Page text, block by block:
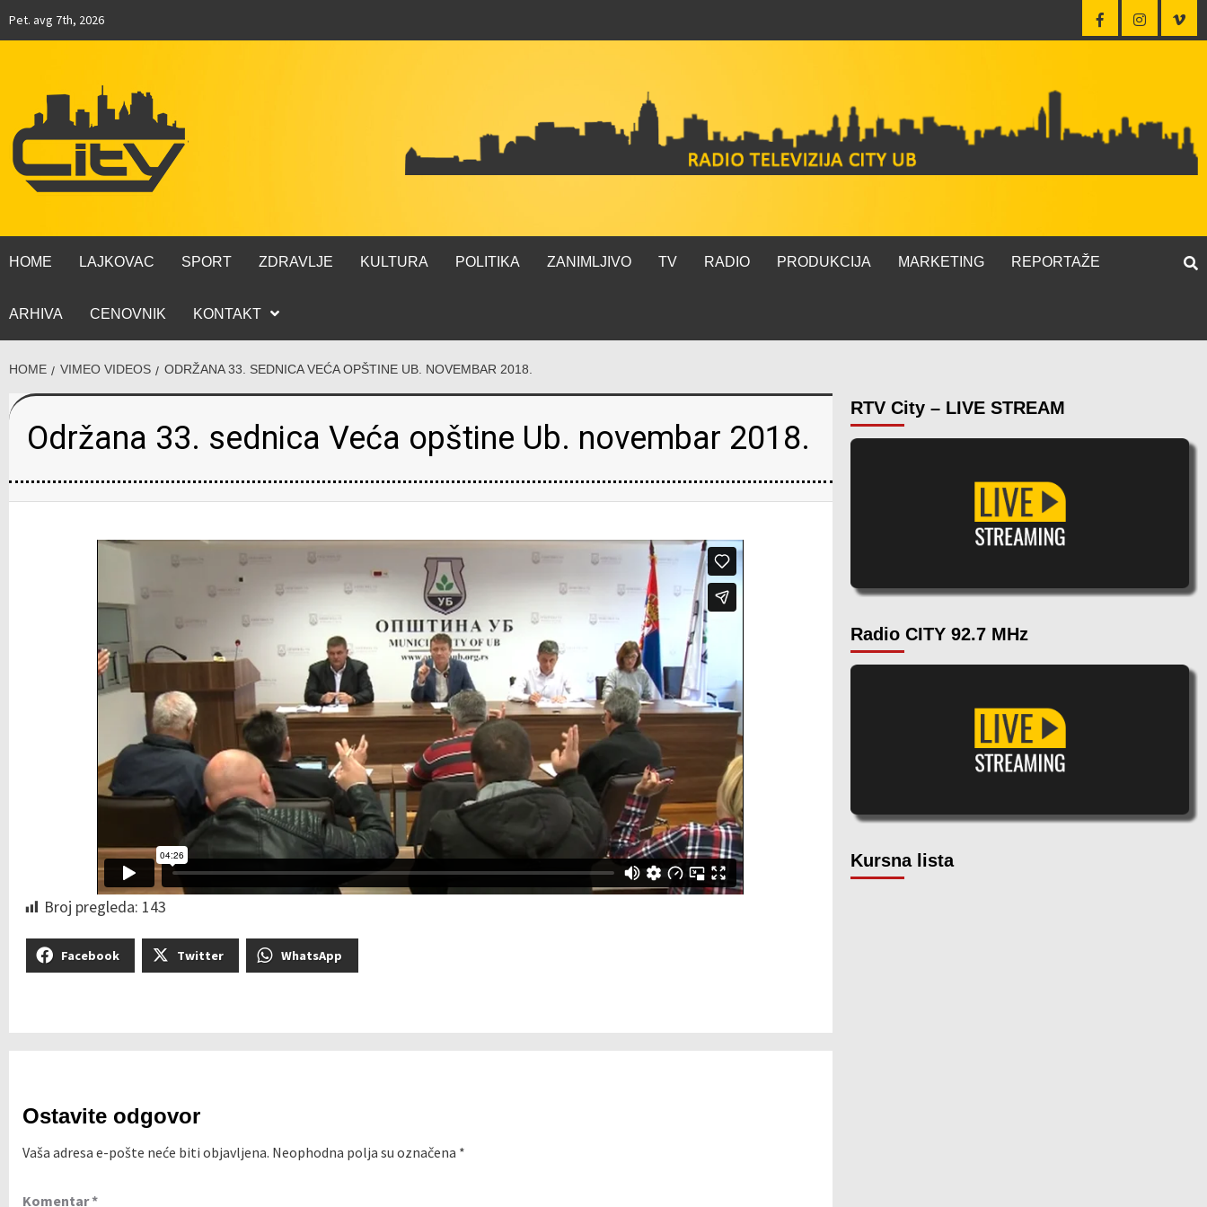
Pet. avg 7th, 2026
HOME LAJKOVAC SPORT ZDRAVLJE KULTURA POLITIKA ZANIMLJIVO TV RADIO PRODUKCIJA MARKETING REPORTAŽE
ARHIVA CENOVNIK KONTAKT
HOME VIMEO VIDEOS ODRŽANA 33. SEDNICA VEĆA OPŠTINE UB. NOVEMBAR 2018.
Održana 33. sednica Veća opštine Ub. novembar 2018.
Broj pregleda: 143
Facebook Twitter WhatsApp
Ostavite odgovor
Vaša adresa e-pošte neće biti objavljena. Neophodna polja su označena *
Komentar*
RTV City – LIVE STREAM
Radio CITY 92.7 MHz
Kursna lista